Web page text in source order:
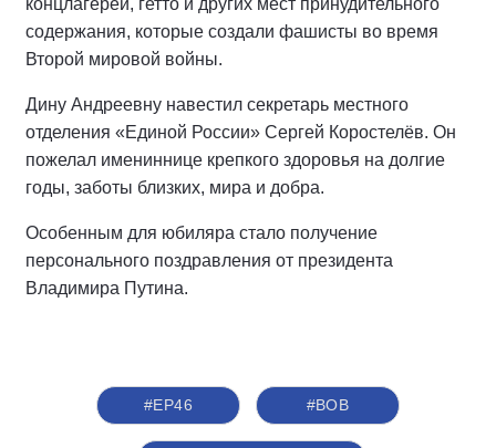
содержания, которые создали фашисты во время
Второй мировой войны.
Дину Андреевну навестил секретарь местного
отделения «Единой России» Сергей Коростелёв. Он
пожелал имениннице крепкого здоровья на долгие
годы, заботы близких, мира и добра.
Особенным для юбиляра стало получение
персонального поздравления от президента
Владимира Путина.
#ЕР46 #ВОВ